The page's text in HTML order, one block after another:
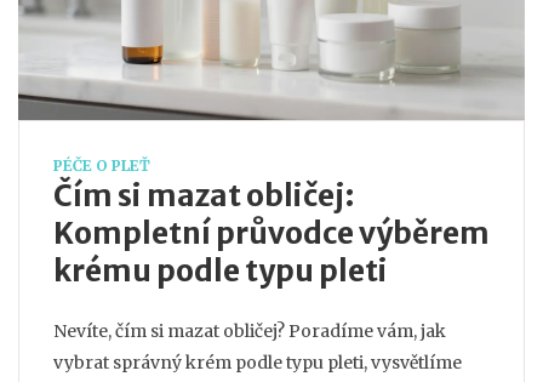
PÉČE O PLEŤ
Čím si mazat obličej:
Kompletní průvodce výběrem
krému podle typu pleti
Nevíte, čím si mazat obličej? Poradíme vám, jak
vybrat správný krém podle typu pleti, vysvětlíme